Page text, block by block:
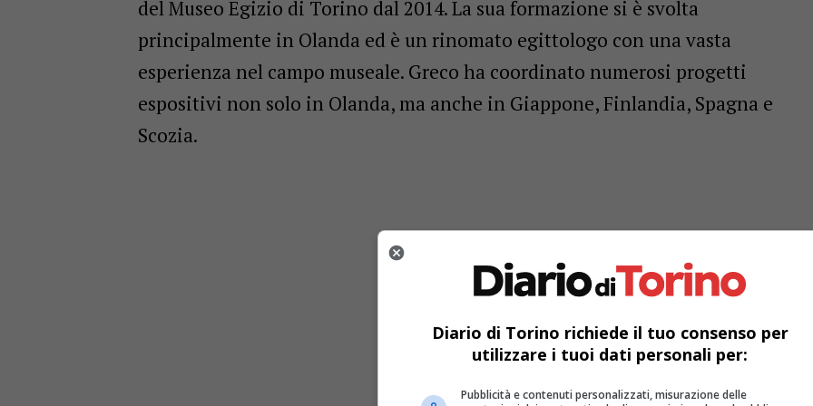
del Museo Egizio di Torino dal 2014. La sua formazione si è svolta
principalmente in Olanda ed è un rinomato egittologo con una vasta
esperienza nel campo museale. Greco ha coordinato numerosi progetti
espositivi non solo in Olanda, ma anche in Giappone, Finlandia, Spagna e
Scozia.
Diario di Torino richiede il tuo consenso per
utilizzare i tuoi dati personali per:
Pubblicità e contenuti personalizzati, misurazione delle